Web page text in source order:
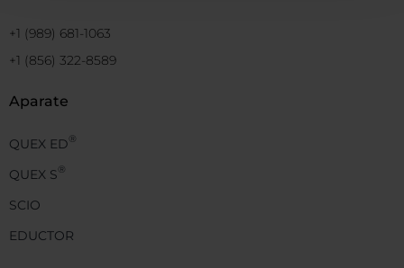
+1 (989) 681-1063
+1 (856) 322-8589
Aparate
QUEX ED®
QUEX S®
SCIO
EDUCTOR